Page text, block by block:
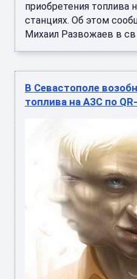
приобретения топлива
станциях. Об этом
Михаил Развожаев в св
В Севастополе
топлива на АЗС по